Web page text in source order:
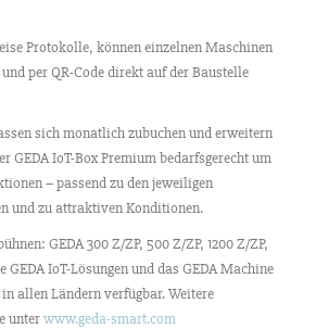
Protokolle, können einzelnen Maschinen
per QR-Code direkt auf der Baustelle
sich monatlich zubuchen und erweitern
GEDA IoT-Box Premium bedarfsgerecht um
– passend zu den jeweiligen
und zu attraktiven Konditionen.
GEDA 300 Z/ZP, 500 Z/ZP, 1200 Z/ZP,
GEDA IoT-Lösungen und das GEDA Machine
allen Ländern verfügbar. Weitere
unterwww.geda-smart.com